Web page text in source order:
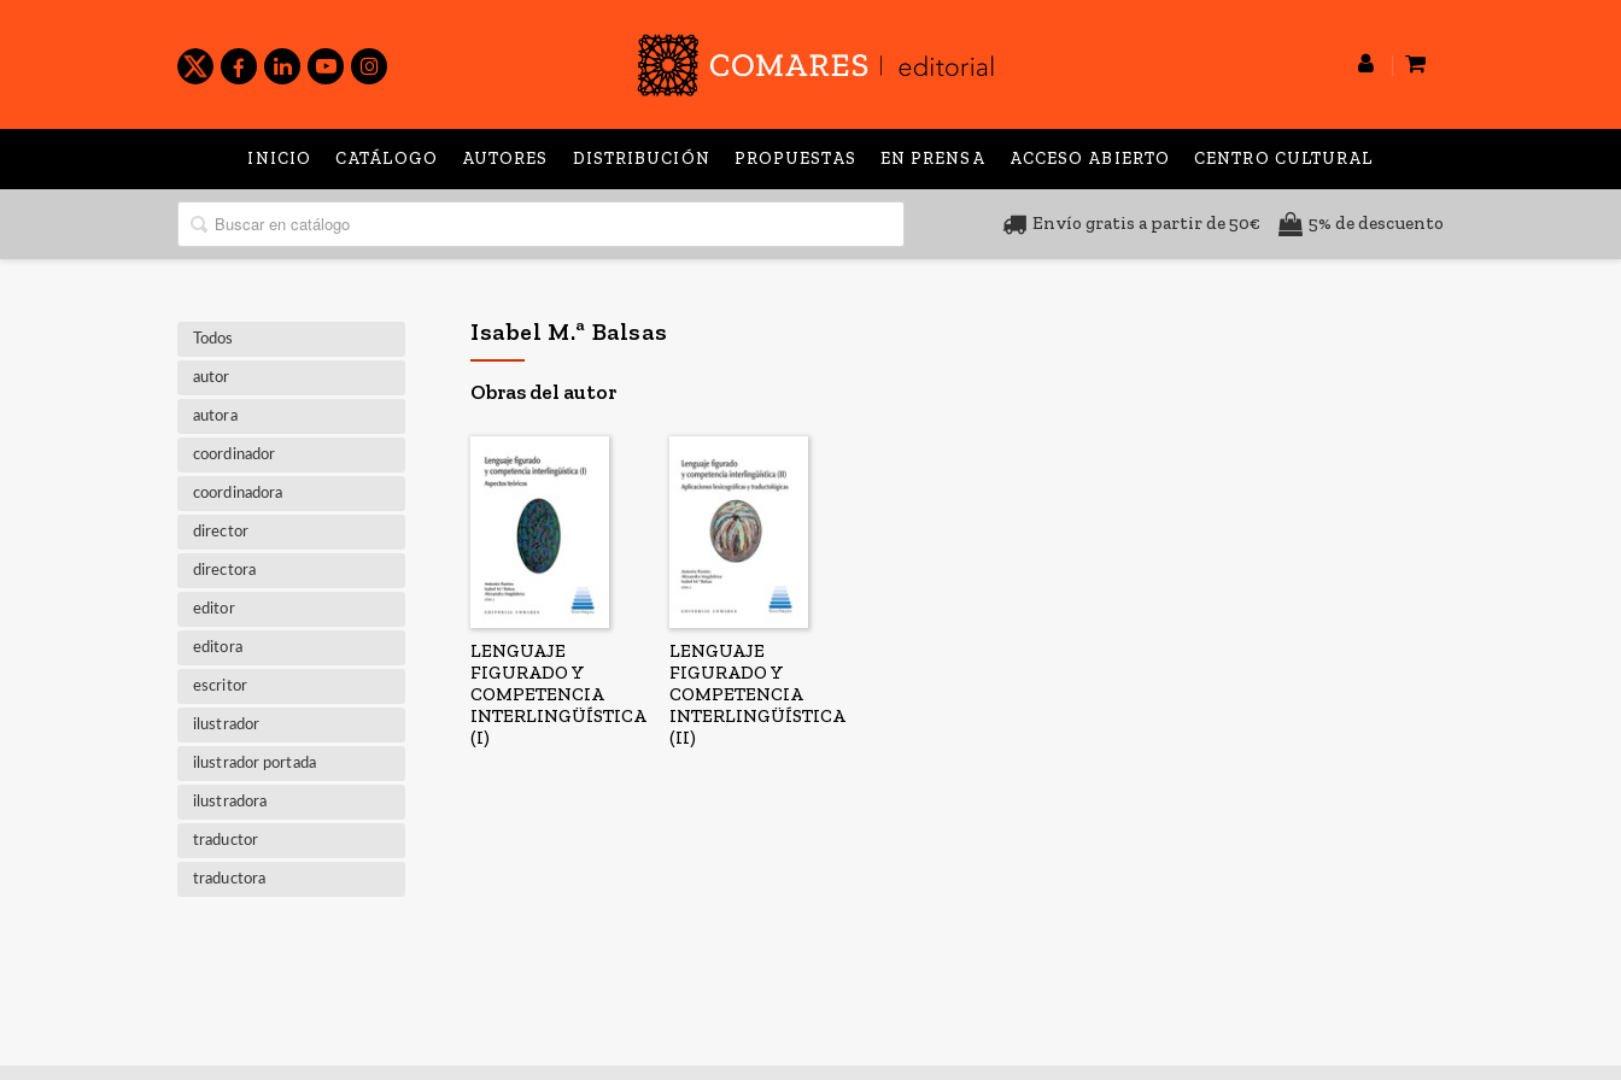
INICIO CATÁLOGO AUTORES DISTRIBUCIÓN PROPUESTAS EN PRENSA ACCESO ABIERTO CENTRO CULTURAL
Envío gratis a partir de 50€ 5% de descuento
Todos
autor
autora
coordinador
coordinadora
director
directora
editor
editora
escritor
ilustrador
ilustrador portada
ilustradora
traductor
traductora
Isabel M.ª Balsas
Obras del autor
LENGUAJE
FIGURADO Y
COMPETENCIA
INTERLINGÜÍSTICA
(I)
LENGUAJE
FIGURADO Y
COMPETENCIA
INTERLINGÜÍSTICA
(II)